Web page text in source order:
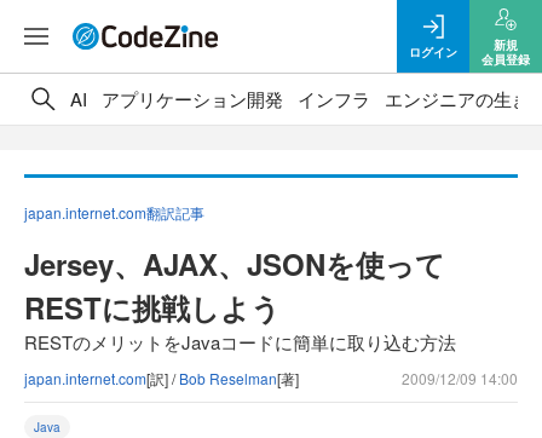
ログイン
新規
会員登録
AI アプリケーション開発 インフラ エンジニアの生き
japan.internet.com翻訳記事
Jersey、AJAX、JSONを使って
RESTに挑戦しよう
RESTのメリットをJavaコードに簡単に取り込む方法
japan.internet.com[訳] /Bob Reselman[著] 2009/12/09 14:00
Java